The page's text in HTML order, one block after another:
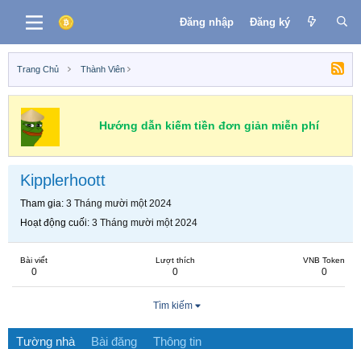
Đăng nhập Đăng ký
Trang Chủ Thành Viên
Hướng dẫn kiếm tiền đơn giản miễn phí
Kipplerhoott
Tham gia 3 Tháng mười một 2024
Hoạt động cuối 3 Tháng mười một 2024
Bài viết
0
Lượt thích
0
VNB Token
0
Tìm kiếm
Tường nhà Bài đăng Thông tin